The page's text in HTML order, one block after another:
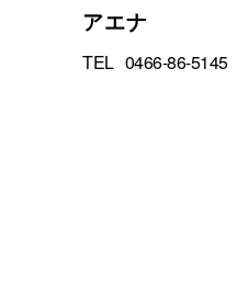
アエナ
TEL 0466-86-5145